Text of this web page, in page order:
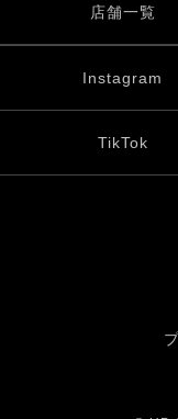
店舗一覧
Instagram
TikTok